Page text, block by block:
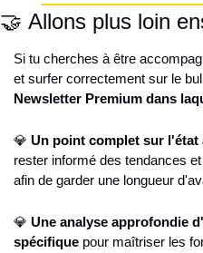
🤝 Allons plus loin
Si tu cherches à être
et surfer correctement sur le
Newsletter Premium dans
💎 Un point complet sur
rester informé des tendances
afin de garder une longueur
💎 Une analyse approfondie
spécifique pour maîtriser les